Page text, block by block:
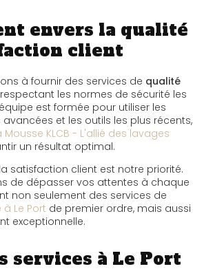
envers la qualité
client
à fournir des services de qualité
les normes de sécurité les
est formée pour utiliser les
et les outils les plus récents,
KLCB - L'allié des lavages
un résultat optimal.
satisfaction client est notre priorité.
de dépasser vos attentes à chaque
non seulement des services de
Le Port de premier ordre, mais aussi
exceptionnelle.
services à Le Port